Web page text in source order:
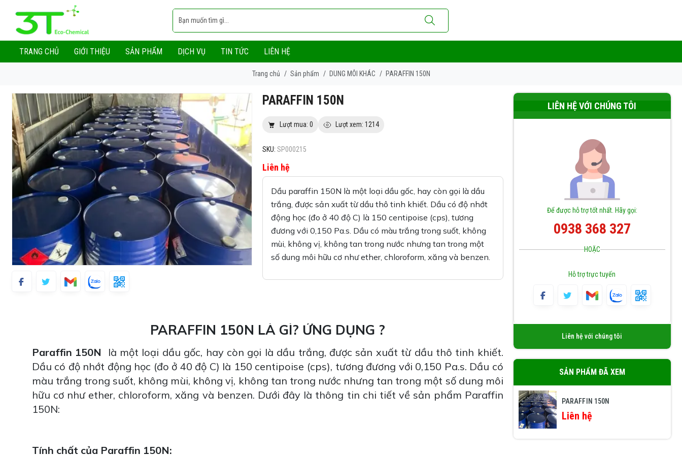
TRANG CHỦ GIỚI THIỆU SẢN PHẨM DỊCH VỤ TIN TỨC LIÊN HỆ
Trang chủ / Sản phẩm / DUNG MÔI KHÁC / PARAFFIN 150N
PARAFFIN 150N
Lượt mua: 0 Lượt xem: 1214
SKU:SP000215
Liên hệ
Dầu paraffin 150N là một loại dầu gốc, hay còn gọi là dầu
trắng, được sản xuất từ dầu thô tinh khiết. Dầu có độ nhớt
động học (đo ở 40 độ C) là 150 centipoise (cps), tương
đương với 0,150 Pa.s. Dầu có màu trắng trong suốt, không
mùi, không vị, không tan trong nước nhưng tan trong một
số dung môi hữu cơ như ether, chloroform, xăng và benzen.
PARAFFIN 150N LÀ GÌ? ỨNG DỤNG ?
Paraffin 150N là một loại dầu gốc, hay còn gọi là dầu trắng, được sản xuất từ dầu thô tinh khiết.
Dầu có độ nhớt động học (đo ở 40 độ C) là 150 centipoise (cps), tương đương với 0,150 Pa.s. Dầu có
màu trắng trong suốt, không mùi, không vị, không tan trong nước nhưng tan trong một số dung môi
hữu cơ như ether, chloroform, xăng và benzen. Dưới đây là thông tin chi tiết về sản phẩm Paraffin
150N:
Tính chất của Paraffin 150N:
LIÊN HỆ VỚI CHÚNG TÔI
Để được hỗ trợ tốt nhất. Hãy gọi:
0938 368 327
HOẶC
Hỗ trợ trực tuyến
Liên hệ với chúng tôi
SẢN PHẨM ĐÃ XEM
PARAFFIN 150N
Liên hệ